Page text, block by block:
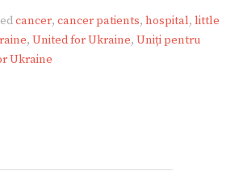
cancer,cancer patients,hospital,little
, United for Ukraine, Uniți pentru
Ukraine